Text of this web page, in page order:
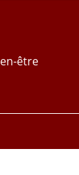
être